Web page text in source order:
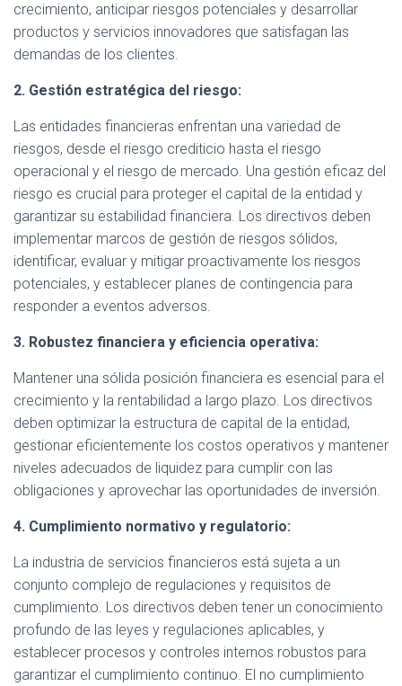
crecimiento, anticipar riesgos potenciales y desarrollar
productos y servicios innovadores que satisfagan las
demandas de los clientes.
2. Gestión estratégica del riesgo:
Las entidades financieras enfrentan una variedad de
riesgos, desde el riesgo crediticio hasta el riesgo
operacional y el riesgo de mercado. Una gestión eficaz del
riesgo es crucial para proteger el capital de la entidad y
garantizar su estabilidad financiera. Los directivos deben
implementar marcos de gestión de riesgos sólidos,
identificar, evaluar y mitigar proactivamente los riesgos
potenciales, y establecer planes de contingencia para
responder a eventos adversos.
3. Robustez financiera y eficiencia operativa:
Mantener una sólida posición financiera es esencial para el
crecimiento y la rentabilidad a largo plazo. Los directivos
deben optimizar la estructura de capital de la entidad,
gestionar eficientemente los costos operativos y mantener
niveles adecuados de liquidez para cumplir con las
obligaciones y aprovechar las oportunidades de inversión.
4. Cumplimiento normativo y regulatorio:
La industria de servicios financieros está sujeta a un
conjunto complejo de regulaciones y requisitos de
cumplimiento. Los directivos deben tener un conocimiento
profundo de las leyes y regulaciones aplicables, y
establecer procesos y controles internos robustos para
garantizar el cumplimiento continuo. El no cumplimiento